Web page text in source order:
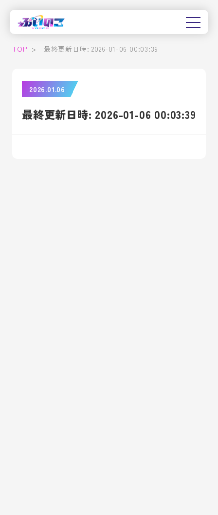
TOP > 最終更新日時: 2026-01-06 00:03:39
2026.01.06
最終更新日時: 2026-01-06 00:03:39